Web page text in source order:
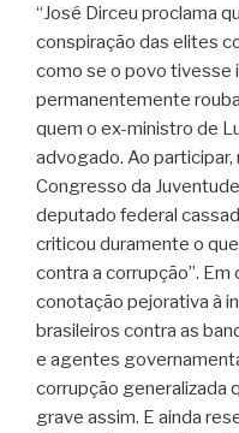
“José Dirceu proclama
conspiração das elites
como se o povo tivesse
permanentemente
quem o ex-ministro de
advogado. Ao participar,
Congresso da
deputado federal
criticou duramente o
contra a corrupção”. Em
conotação pejorativa à
brasileiros contra as
e agentes
corrupção generalizada
grave assim. E ainda